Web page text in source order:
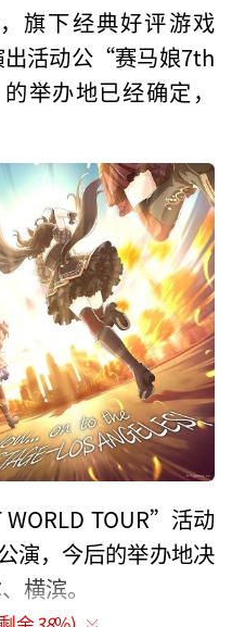
旗下经典好评游戏
出活动公“赛马娘7th
举办地已经确定，
WORLD TOUR”活动
演，今后的举办地决
横滨。